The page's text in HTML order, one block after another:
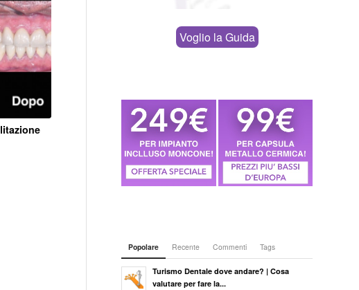
Voglio la Guida
Popolare Recente Commenti Tags
Turismo Dentale dove andare? | Cosa
valutare per fare la...